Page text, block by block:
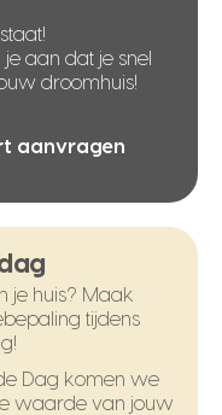
aan dat je snel
droomhuis!
aanvragen
je huis? Maak
tijdens
Dag komen we
waarde van jouw